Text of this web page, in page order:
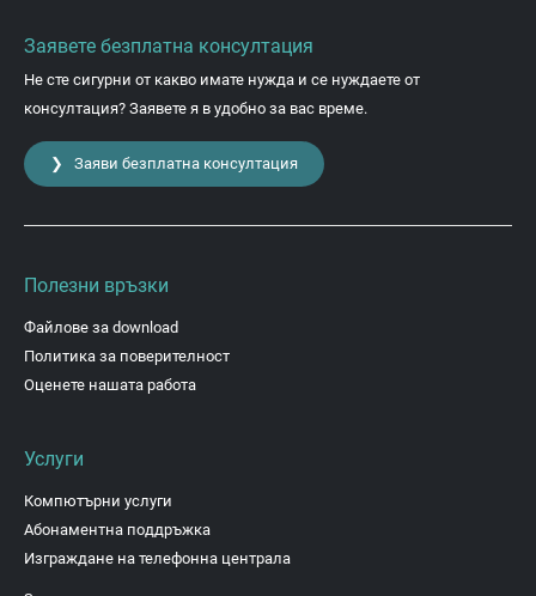
Заявете безплатна консултация
Не сте сигурни от какво имате нужда и се нуждаете от
консултация? Заявете я в удобно за вас време.
❯ Заяви безплатна консултация
Полезни връзки
Файлове за download
Политика за поверителност
Оценете нашата работа
Услуги
Компютърни услуги
Абонаментна поддръжка
Изграждане на телефонна централа